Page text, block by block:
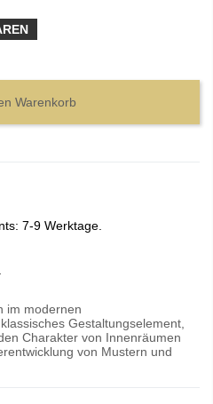
Warenkorb
7-9 Werktage.
im modernen
Gestaltungselement,
Charakter von Innenräumen
von Mustern und